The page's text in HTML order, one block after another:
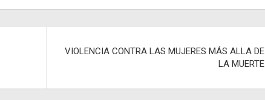
VIOLENCIA CONTRA LAS MUJERES MÁS ALLA DE
LA MUERTE